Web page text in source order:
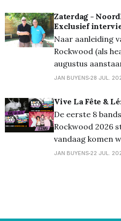
Riems die al
en pure rock en
Zaterdag -
Exclusief
Naar aanleiding
Rockwood (als
augustus
exclusief
Vandendries
opgewacht... Donderdag 16 juli 2026 was
het zover: de dag
Stijn Meuris... Om
JAN BUYENS 28 JUL.
Vive La Fête &
De eerste 8
Rockwood 2026
vandaag komen
Te beginnen met
JAN BUYENS 22 JUL.